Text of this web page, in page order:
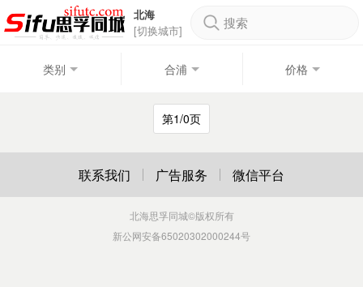
北海
[切换城市]
搜索
类别 合浦 价格
第1/0页
联系我们 广告服务 微信平台
北海思孚同城©版权所有
新公网安备65020302000244号